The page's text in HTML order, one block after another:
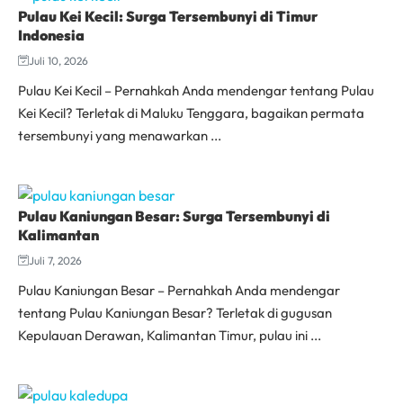
Pulau Kei Kecil: Surga Tersembunyi di Timur
Indonesia
Juli 10, 2026
Pulau Kei Kecil – Pernahkah Anda mendengar tentang Pulau
Kei Kecil? Terletak di Maluku Tenggara, bagaikan permata
tersembunyi yang menawarkan ...
Pulau Kaniungan Besar: Surga Tersembunyi di
Kalimantan
Juli 7, 2026
Pulau Kaniungan Besar – Pernahkah Anda mendengar
tentang Pulau Kaniungan Besar? Terletak di gugusan
Kepulauan Derawan, Kalimantan Timur, pulau ini ...